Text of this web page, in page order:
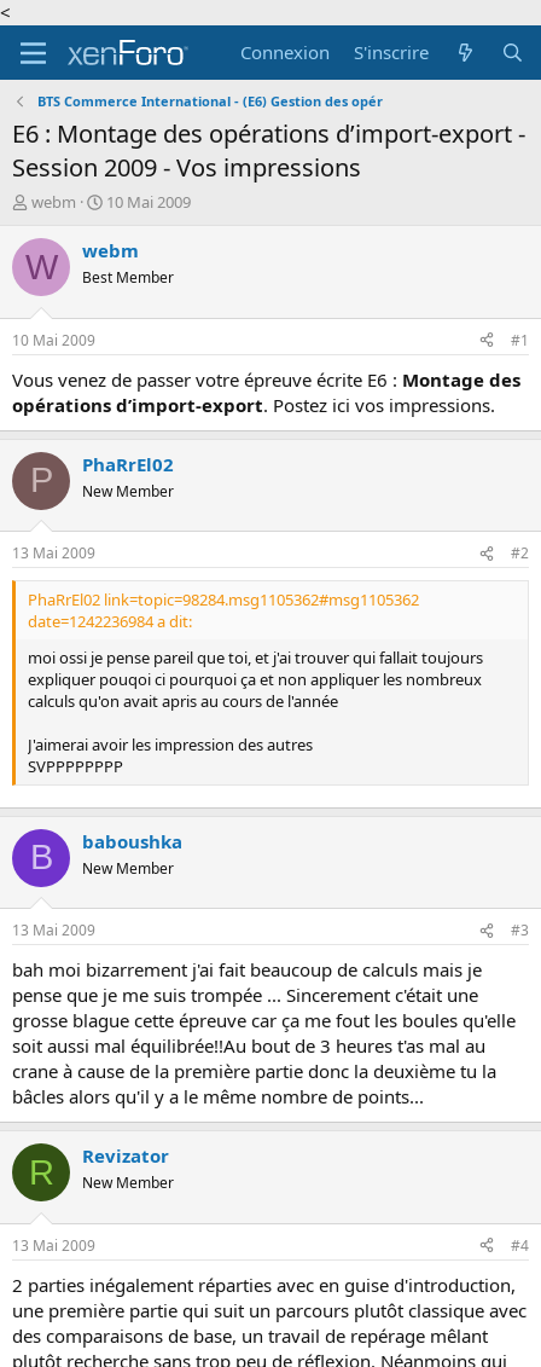
<
Connexion
S'inscrire
BTS Commerce International - (E6) Gestion des opér
E6 : Montage des opérations d’import-export -
Session 2009 - Vos impressions
A
t
e
r
d
e
l
d
s
c
u
s
s
i
o
n
webm
D
t
d
é
b
t
10 Mai 2009
W webm
Best Member
10 Mai 2009 #1
Vous venez de passer votre épreuve écrite E6 : Montage des
opérations d’import-export. Postez ici vos impressions.
P PhaRrEl02
New Member
13 Mai 2009 #2
PhaRrEl02 link=topic=98284.msg1105362#msg1105362
date=1242236984 a dit:
moi ossi je pense pareil que toi, et j'ai trouver qui fallait toujours
expliquer pouqoi ci pourquoi ça et non appliquer les nombreux
calculs qu'on avait apris au cours de l'année
J'aimerai avoir les impression des autres
SVPPPPPPPP
B baboushka
New Member
13 Mai 2009 #3
bah moi bizarrement j'ai fait beaucoup de calculs mais je
pense que je me suis trompée ... Sincerement c'était une
grosse blague cette épreuve car ça me fout les boules qu'elle
soit aussi mal équilibrée!!Au bout de 3 heures t'as mal au
crane à cause de la première partie donc la deuxième tu la
bâcles alors qu'il y a le même nombre de points...
R Revizator
New Member
13 Mai 2009 #4
2 parties inégalement réparties avec en guise d'introduction,
une première partie qui suit un parcours plutôt classique avec
des comparaisons de base, un travail de repérage mêlant
plutôt recherche sans trop peu de réflexion. Néanmoins qui